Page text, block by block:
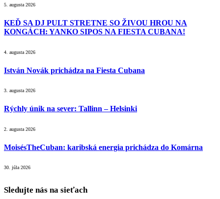
5. augusta 2026
KEĎ SA DJ PULT STRETNE SO ŽIVOU HROU NA
KONGÁCH: YANKO SIPOS NA FIESTA CUBANA!
4. augusta 2026
István Novák prichádza na Fiesta Cubana
3. augusta 2026
Rýchly únik na sever: Tallinn – Helsinki
2. augusta 2026
MoisésTheCuban: karibská energia prichádza do Komárna
30. júla 2026
Sledujte nás na sieťach